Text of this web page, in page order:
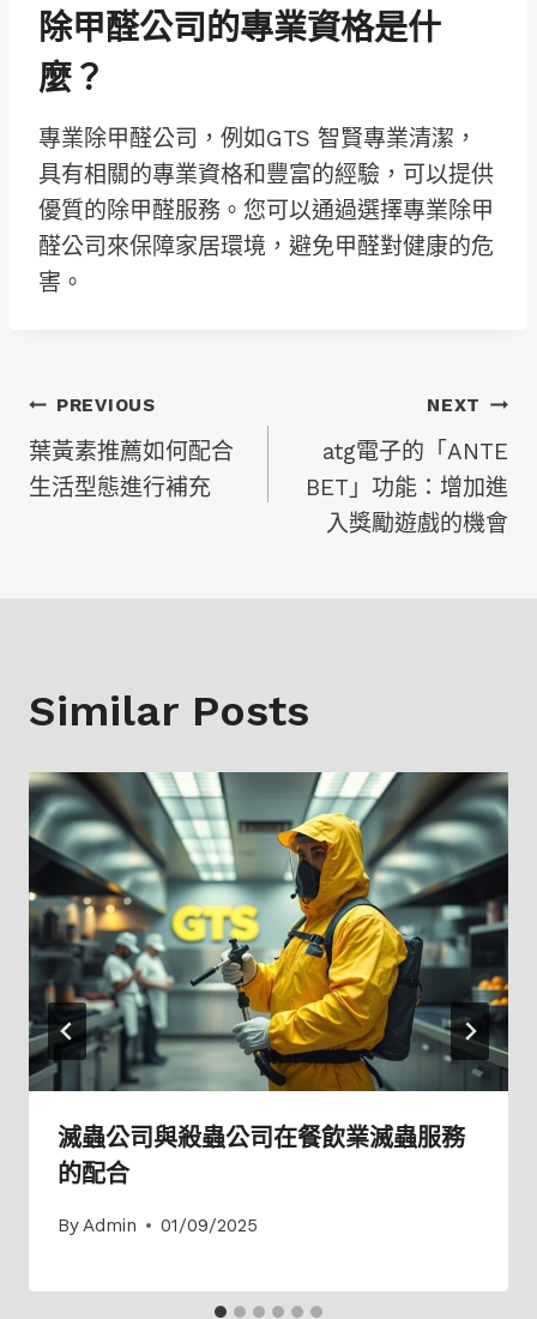
除甲醛公司的專業資格是什
麼？
專業除甲醛公司，例如GTS 智賢專業清潔，
具有相關的專業資格和豐富的經驗，可以提供
優質的除甲醛服務。您可以通過選擇專業除甲
醛公司來保障家居環境，避免甲醛對健康的危
害。
文
章
PREVIOUS
葉黃素推薦如何配合
生活型態進行補充
NEXT
atg電子的「ANTE
BET」功能：增加進
入獎勵遊戲的機會
Similar Posts
滅蟲公司與殺蟲公司在餐飲業滅蟲服務
的配合
ByAdmin 01/09/2025